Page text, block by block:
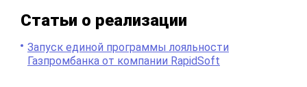
Статьи о реализации
Запуск единой программы лояльности
Газпромбанка от кoмпании RapidSoft